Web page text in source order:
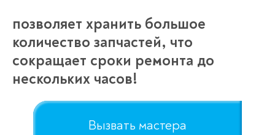
позволяет хранить большое
количество запчастей, что
сокращает сроки ремонта до
нескольких часов!
Вызвать мастера